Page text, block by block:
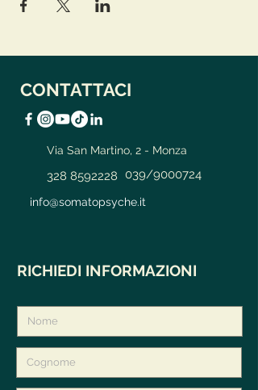
CONTATTACI
Via San Martino, 2 - Monza
328 8592228 039/9000724
info@somatopsyche.it
RICHIEDI INFORMAZIONI